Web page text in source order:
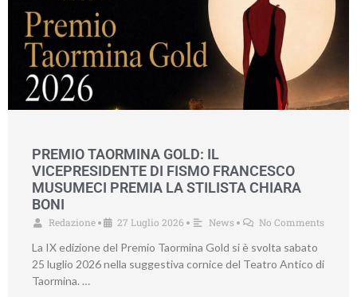
PREMIO TAORMINA GOLD: IL
VICEPRESIDENTE DI FISMO FRANCESCO
MUSUMECI PREMIA LA STILISTA CHIARA
BONI
Redazione • 27 Luglio 2026 • News • No Comments
La IX edizione del Premio Taormina Gold si è svolta sabato
25 luglio 2026 nella suggestiva cornice del Teatro Antico di
Taormina. …